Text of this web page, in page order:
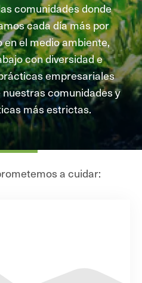
comunidades donde
cada día más por
el medio ambiente,
con diversidad e
empresariales
comunidades y
más estrictas.
a cuidar: